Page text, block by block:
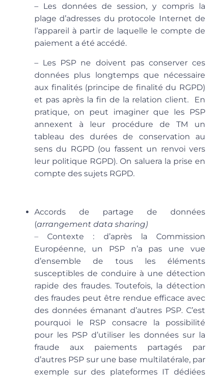
– Les données de session, y compris la
plage d’adresses du protocole Internet de
l’appareil à partir de laquelle le compte de
paiement a été accédé.
– Les PSP ne doivent pas conserver ces
données plus longtemps que nécessaire
aux finalités (principe de finalité du RGPD)
et pas après la fin de la relation client. En
pratique, on peut imaginer que les PSP
annexent à leur procédure de TM un
tableau des durées de conservation au
sens du RGPD (ou fassent un renvoi vers
leur politique RGPD). On saluera la prise en
compte des sujets RGPD.
Accords de partage de données
(arrangement data sharing)
– Contexte : d’après la Commission
Européenne, un PSP n’a pas une vue
d’ensemble de tous les éléments
susceptibles de conduire à une détection
rapide des fraudes. Toutefois, la détection
des fraudes peut être rendue efficace avec
des données émanant d’autres PSP. C’est
pourquoi
le RSP consacre la possibilité
pour les PSP d’utiliser les données sur la
fraude aux paiements partagés par
d’autres PSP sur une base multilatérale, par
exemple sur des plateformes IT dédiées